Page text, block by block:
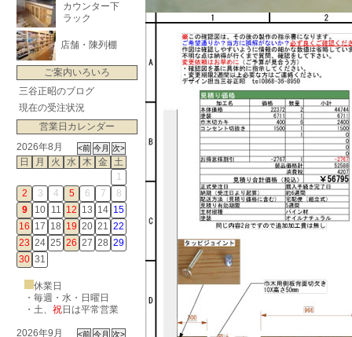
カウンター下
ラック
店舗・陳列棚
ご案内いろいろ
三谷正昭のブログ
現在の受注状況
営業日カレンダー
2026年8月
日
月 火 水 木 金
土
1
2
3 4 5 6 7
8
9
10 11 12 13 14 15
16 17 18 19 20 21 22
23 24 25 26 27 28 29
30 31
休業日
・毎週・水・日曜日
・ 土、 祝日は平常営業
2026年9月